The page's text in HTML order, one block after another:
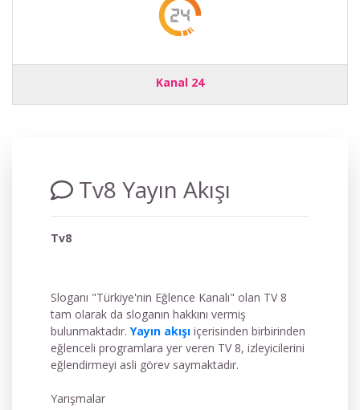
Kanal 24
Tv8 Yayın Akışı
Tv8
Sloganı "Türkiye'nin Eğlence Kanalı" olan TV 8
tam olarak da sloganın hakkını vermiş
bulunmaktadır. Yayın akışı içerisinden birbirinden
eğlenceli programlara yer veren TV 8, izleyicilerini
eğlendirmeyi asli görev saymaktadır.
Yarışmalar